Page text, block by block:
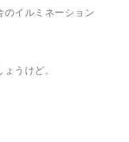
のイルミネーション
うけど。